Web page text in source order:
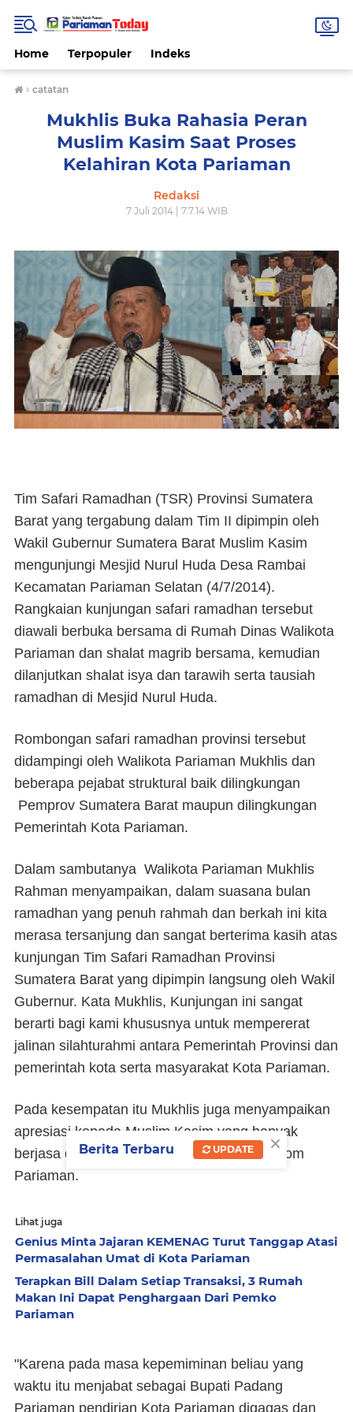
Home Terpopuler Indeks
› catatan
Mukhlis Buka Rahasia Peran
Muslim Kasim Saat Proses
Kelahiran Kota Pariaman
Redaksi
7 Juli 2014 | 7.7.14 WIB
Tim Safari Ramadhan (TSR) Provinsi Sumatera
Barat yang tergabung dalam Tim II dipimpin oleh
Wakil Gubernur Sumatera Barat Muslim Kasim
mengunjungi Mesjid Nurul Huda Desa Rambai
Kecamatan Pariaman Selatan (4/7/2014).
Rangkaian kunjungan safari ramadhan tersebut
diawali berbuka bersama di Rumah Dinas Walikota
Pariaman dan shalat magrib bersama, kemudian
dilanjutkan shalat isya dan tarawih serta tausiah
ramadhan di Mesjid Nurul Huda.
Rombongan safari ramadhan provinsi tersebut
didampingi oleh Walikota Pariaman Mukhlis dan
beberapa pejabat struktural baik dilingkungan
Pemprov Sumatera Barat maupun dilingkungan
Pemerintah Kota Pariaman.
Dalam sambutanya Walikota Pariaman Mukhlis
Rahman menyampaikan, dalam suasana bulan
ramadhan yang penuh rahmah dan berkah ini kita
merasa tersanjung dan sangat berterima kasih atas
kunjungan Tim Safari Ramadhan Provinsi
Sumatera Barat yang dipimpin langsung oleh Wakil
Gubernur. Kata Mukhlis, Kunjungan ini sangat
berarti bagi kami khususnya untuk mempererat
jalinan silahturahmi antara Pemerintah Provinsi dan
pemerintah kota serta masyarakat Kota Pariaman.
Pada kesempatan itu Mukhlis juga menyampaikan
apresiasi kepada Muslim Kasim yang banyak
berjasa dalam sejarah berdirinya Kota otonom
Pariaman.
Lihat juga
Genius Minta Jajaran KEMENAG Turut Tanggap Atasi
Permasalahan Umat di Kota Pariaman
Terapkan Bill Dalam Setiap Transaksi, 3 Rumah
Makan Ini Dapat Penghargaan Dari Pemko
Pariaman
"Karena pada masa kepemiminan beliau yang
waktu itu menjabat sebagai Bupati Padang
Pariaman pendirian Kota Pariaman digagas dan
×
Berita Terbaru UPDATE